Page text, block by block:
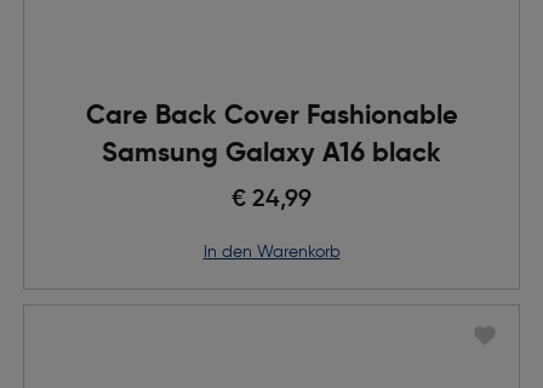
Care Back Cover Fashionable
Samsung Galaxy A16 black
€ 24,99
in den Warenkorb